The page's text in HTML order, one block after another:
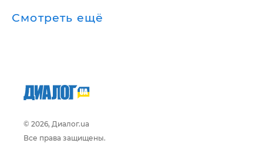
Смотреть ещё
© 2026, Диалог.ua
Все права защищены.